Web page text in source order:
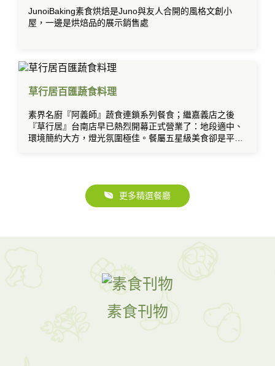
JunoiBaking素食烘焙是Juno與友人合開的風格文創小
屋，一邊是烘焙品的展示銷售處
草行居百匯蔬食料理
素界名廚『阿義師』蔬食連鎖系列餐食；繼嘉義店之後
『草行居』台南店早已熱烈開幕正式營業了：地段適中、
環境簡約大方，燈光氛圍極佳。餐屬五星級美食卻是平價
更多精選餐廳
素食刊物